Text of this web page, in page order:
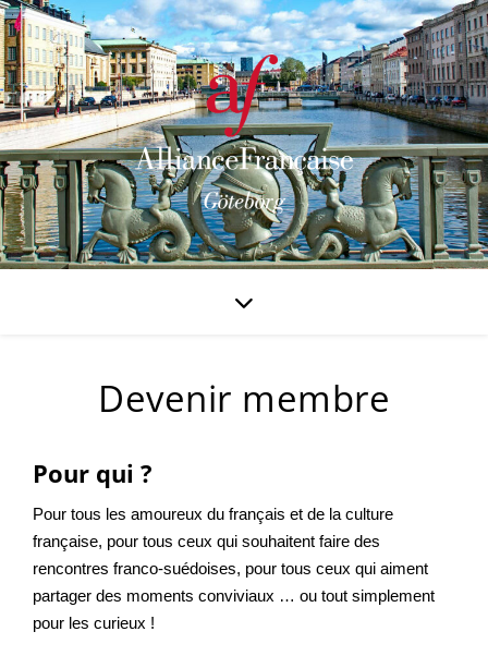
Devenir membre
Pour qui ?
Pour tous les amoureux du français et de la culture
française, pour tous ceux qui souhaitent faire des
rencontres franco-suédoises, pour tous ceux qui aiment
partager des moments conviviaux … ou tout simplement
pour les curieux !